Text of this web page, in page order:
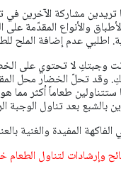
تريدين مشاركة الآخرين في
والأنواع المقدّمة
اطلبي عدم إضافة الملح
وجبتكِ لا تحتوي على
وقد تحلّ الخضار محل
ستتناولين طعاماً أكثر مما
بالشبع بعد تناول الوجبة
الفاكهة المفيدة والغنية